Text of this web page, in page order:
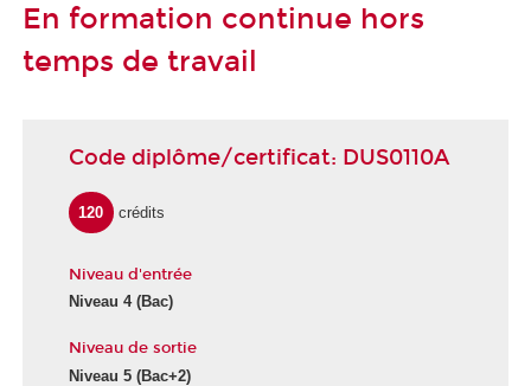
En formation continue hors
temps de travail
Code diplôme/certificat: DUS0110A
120 crédits
Niveau d'entrée
Niveau 4(Bac)
Niveau de sortie
Niveau 5 (Bac+2)